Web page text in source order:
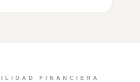
FINANCIERA